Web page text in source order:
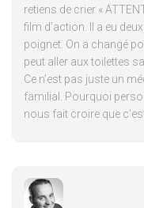
retiens de crier «
film d’action. Il a eu
poignet. On a changé
peut aller aux toilettes
Ce n’est pas juste un
familial. Pourquoi
nous fait croire que